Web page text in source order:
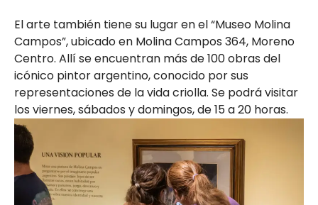
El arte también tiene su lugar en el “Museo Molina
Campos”, ubicado en Molina Campos 364, Moreno
Centro. Allí se encuentran más de 100 obras del
icónico pintor argentino, conocido por sus
representaciones de la vida criolla. Se podrá visitar
los viernes, sábados y domingos, de 15 a 20 horas.